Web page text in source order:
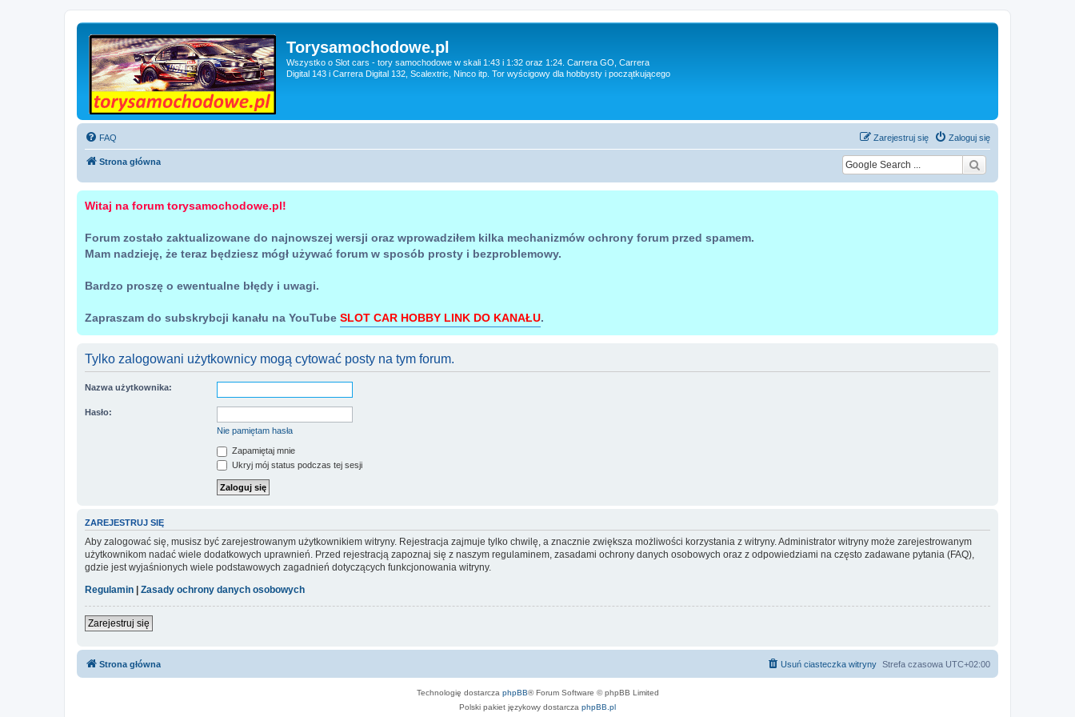
Torysamochodowe.pl
Wszystko o Slot cars - tory samochodowe w skali 1:43 i 1:32 oraz 1:24. Carrera GO, Carrera
Digital 143 i Carrera Digital 132, Scalextric, Ninco itp. Tor wyścigowy dla hobbysty i początkującego
FAQ Zaloguj się
Zarejestruj się
Strona główna
Witaj na forum torysamochodowe.pl!
Forum zostało zaktualizowane do najnowszej wersji oraz wprowadziłem kilka mechanizmów ochrony forum przed spamem.
Mam nadzieję, że teraz będziesz mógł używać forum w sposób prosty i bezproblemowy.
Bardzo proszę o ewentualne błędy i uwagi.
Zapraszam do subskrybcji kanału na YouTube SLOT CAR HOBBY LINK DO KANAŁU.
Tylko zalogowani użytkownicy mogą cytować posty na tym forum.
Nazwa użytkownika:
Hasło:
Nie pamiętam hasła
Zapamiętaj mnie
Ukryj mój status podczas tej sesji
ZAREJESTRUJ SIĘ
Aby zalogować się, musisz być zarejestrowanym użytkownikiem witryny. Rejestracja zajmuje tylko chwilę, a znacznie zwiększa możliwości korzystania z witryny. Administrator witryny może zarejestrowanym
użytkownikom nadać wiele dodatkowych uprawnień. Przed rejestracją zapoznaj się z naszym regulaminem, zasadami ochrony danych osobowych oraz z odpowiedziami na często zadawane pytania (FAQ),
gdzie jest wyjaśnionych wiele podstawowych zagadnień dotyczących funkcjonowania witryny.
Regulamin | Zasady ochrony danych osobowych
Zarejestruj się
Strona główna Strefa czasowa UTC+02:00
Usuń ciasteczka witryny
Technologię dostarcza phpBB® Forum Software © phpBB Limited
Polski pakiet językowy dostarcza phpBB.pl